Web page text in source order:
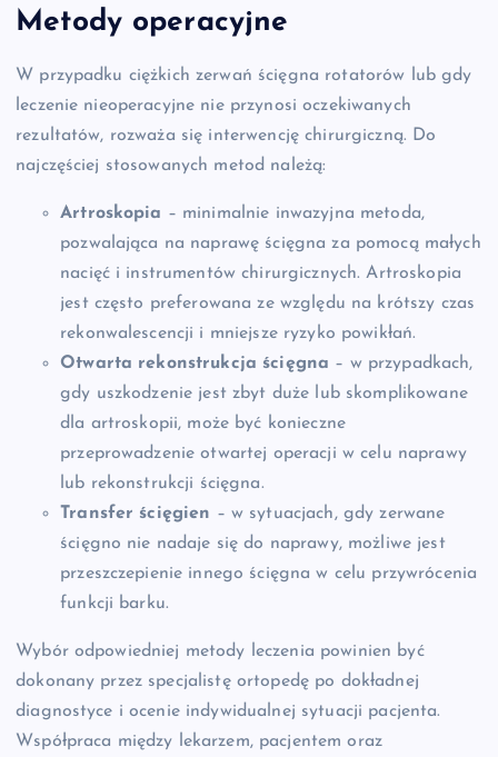
Metody operacyjne
W przypadku ciężkich zerwań ścięgna rotatorów lub gdy
leczenie nieoperacyjne nie przynosi oczekiwanych
rezultatów, rozważa się interwencję chirurgiczną. Do
najczęściej stosowanych metod należą:
Artroskopia – minimalnie inwazyjna metoda,
pozwalająca na naprawę ścięgna za pomocą małych
nacięć i instrumentów chirurgicznych. Artroskopia
jest często preferowana ze względu na krótszy czas
rekonwalescencji i mniejsze ryzyko powikłań.
Otwarta rekonstrukcja ścięgna – w przypadkach,
gdy uszkodzenie jest zbyt duże lub skomplikowane
dla artroskopii, może być konieczne
przeprowadzenie otwartej operacji w celu naprawy
lub rekonstrukcji ścięgna.
Transfer ścięgien – w sytuacjach, gdy zerwane
ścięgno nie nadaje się do naprawy, możliwe jest
przeszczepienie innego ścięgna w celu przywrócenia
funkcji barku.
Wybór odpowiedniej metody leczenia powinien być
dokonany przez specjalistę ortopedę po dokładnej
diagnostyce i ocenie indywidualnej sytuacji pacjenta.
Współpraca między lekarzem, pacjentem oraz